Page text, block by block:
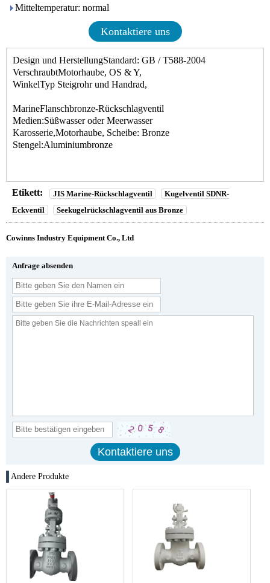
Mitteltemperatur: normal
Kontaktiere uns
Design und HerstellungStandard: GB / T588-2004
VerschraubtMotorhaube, OS & Y,
WinkelTyp Steigrohr und Handrad,
MarineFlanschbronze-Rückschlagventil
Medien:Süßwasser oder Meerwasser
Karosserie,Motorhaube, Scheibe: Bronze
Stengel:Aluminiumbronze
Etikett: JIS Marine-Rückschlagventil
Kugelventil SDNR-
Eckventil
Seekugelrückschlagventil aus Bronze
Cowinns Industry Equipment Co., Ltd
Anfrage absenden
Andere Produkte